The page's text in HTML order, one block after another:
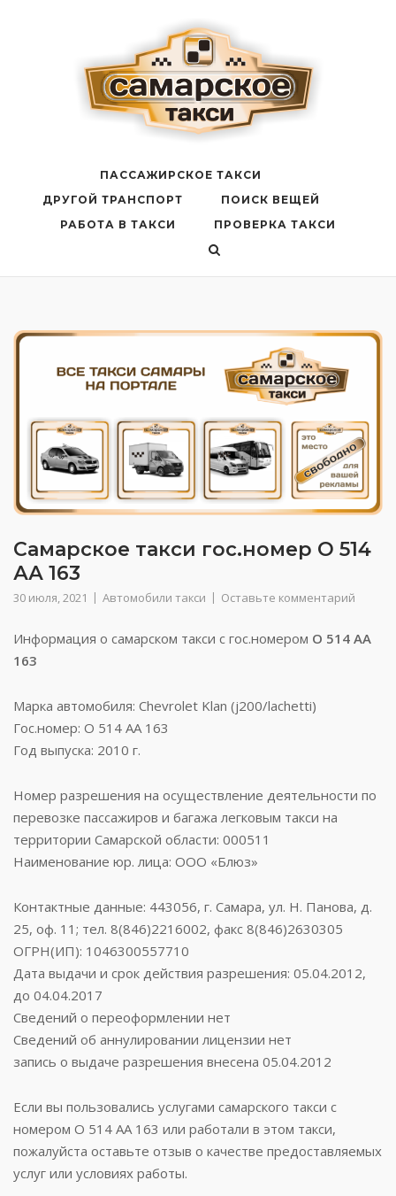
ПАССАЖИРСКОЕ ТАКСИ
ДРУГОЙ ТРАНСПОРТ
ПОИСК ВЕЩЕЙ
РАБОТА В ТАКСИ
ПРОВЕРКА ТАКСИ
Самарское такси гос.номер О 514
АА 163
30 июля, 2021 Автомобили такси Оставьте комментарий
Информация о самарском такси с гос.номером О 514 АА
163
Марка автомобиля: Chevrolet Klan (j200/lachetti)
Гос.номер: О 514 АА 163
Год выпуска: 2010 г.
Номер разрешения на осуществление деятельности по
перевозке пассажиров и багажа легковым такси на
территории Самарской области: 000511
Наименование юр. лица: ООО «Блюз»
Контактные данные: 443056, г. Самара, ул. Н. Панова, д.
25, оф. 11; тел. 8(846)2216002, факс 8(846)2630305
ОГРН(ИП): 1046300557710
Дата выдачи и срок действия разрешения: 05.04.2012,
до 04.04.2017
Сведений о переоформлении нет
Сведений об аннулировании лицензии нет
запись о выдаче разрешения внесена 05.04.2012
Если вы пользовались услугами самарского такси с
номером О 514 АА 163 или работали в этом такси,
пожалуйста оставьте отзыв о качестве предоставляемых
услуг или условиях работы.